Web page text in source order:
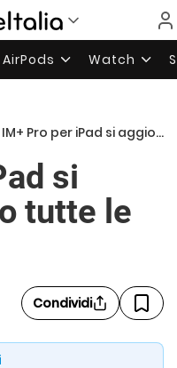
AirPods Watch
IM+ Pro per iPad si aggiorna: ecco tutte le novità
si
tutte le
Condividi